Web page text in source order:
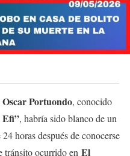
Oscar Portuondo, conocido
Efi”, habría sido blanco de un
horas después de conocerse
tránsito ocurrido en El